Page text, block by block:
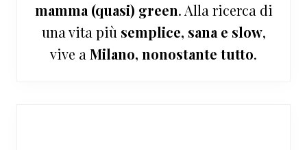
mamma (quasi) green. Alla ricerca di
una vita più semplice, sana e slow,
vive a Milano, nonostante tutto.